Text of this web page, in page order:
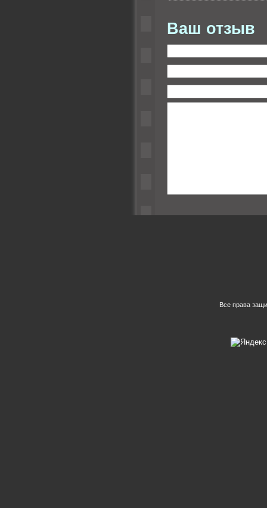
Ваш отзыв
Все права